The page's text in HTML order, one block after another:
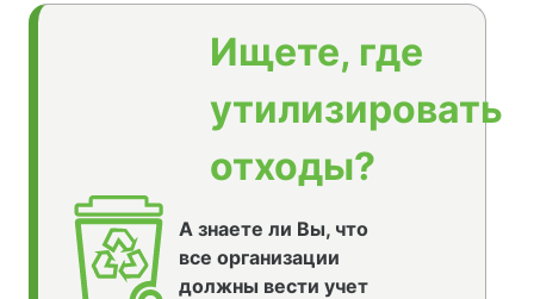
Ищете, где
утилизировать
отходы?
А знаете ли Вы, что
все организации
должны вести учет